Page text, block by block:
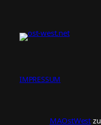
IMPRESSUM
MAOstWestzu